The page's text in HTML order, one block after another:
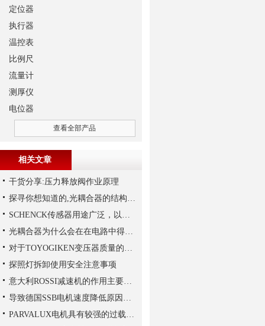
定位器
执行器
温控表
比例尺
流量计
测厚仪
电位器
查看全部产品
相关文章
干货分享:压力释放阀作业原理
探寻你想知道的,光耦合器的结构组成
SCHENCK传感器用途广泛，以下是一些常见的应用领域
光耦合器为什么会在在电路中得到广泛的应用,难道是因为
对于TOYOGIKEN变压器质量的好坏如何判断
探照灯拆卸使用安全注意事项
意大利ROSSI减速机的作用主要包括哪些？
导致德国SSB电机速度降低原因有哪些?
PARVALUX电机具有较强的过载能力